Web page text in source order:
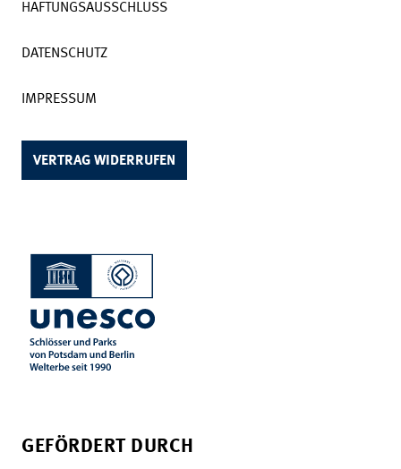
HAFTUNGSAUSSCHLUSS
DATENSCHUTZ
IMPRESSUM
VERTRAG WIDERRUFEN
GEFÖRDERT DURCH